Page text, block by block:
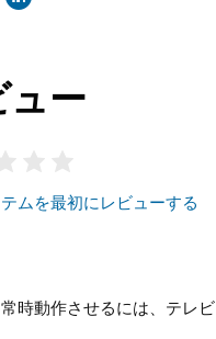
ュー
ムを最初にレビューする
時動作させるには、テレ